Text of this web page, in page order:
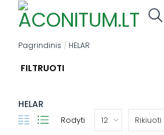
Pagrindinis / HELAR
FILTRUOTI
HELAR
Rodyti